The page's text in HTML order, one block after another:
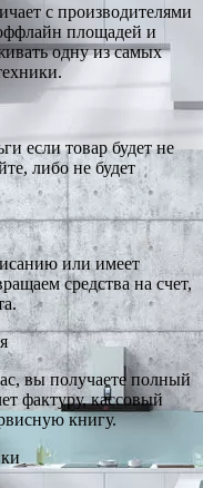
с производителями
площадей и
одну из самых
если товар будет не
либо не будет
или имеет
средства на счет,
вы получаете полный
фактуру, кассовый
книгу.